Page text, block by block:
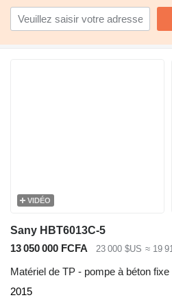
VIDÉO
Sany HBT6013C-5
13 050 000 FCFA
23 000 $US ≈ 19
Matériel de TP - pompe à béton fixe
2015